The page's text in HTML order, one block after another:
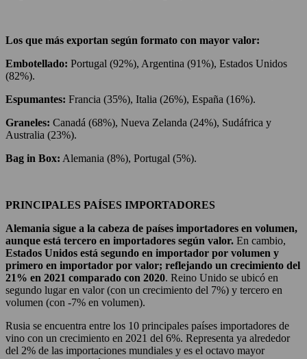
Los que más exportan según formato con mayor valor:
Embotellado: Portugal (92%), Argentina (91%), Estados Unidos
(82%).
Espumantes: Francia (35%), Italia (26%), España (16%).
Graneles: Canadá (68%), Nueva Zelanda (24%), Sudáfrica y
Australia (23%).
Bag in Box: Alemania (8%), Portugal (5%).
PRINCIPALES PAÍSES IMPORTADORES
Alemania sigue a la cabeza de países importadores en volumen,
aunque está tercero en importadores según valor. En cambio,
Estados Unidos está segundo en importador por volumen y
primero en importador por valor; reflejando un crecimiento del
21% en 2021 comparado con 2020. Reino Unido se ubicó en
segundo lugar en valor (con un crecimiento del 7%) y tercero en
volumen (con -7% en volumen).
Rusia se encuentra entre los 10 principales países importadores de
vino con un crecimiento en 2021 del 6%. Representa ya alrededor
del 2% de las importaciones mundiales y es el octavo mayor